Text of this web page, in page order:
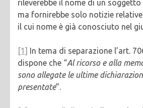
rileverebbe il nome di un
ma fornirebbe solo notizie
il cui nome è già conosciuto nel
[1] In tema di separazione l’art.
dispone che “Al ricorso e alla
sono allegate le ultime
presentate”.